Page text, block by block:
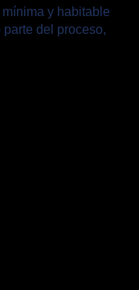
y habitable
del proceso,